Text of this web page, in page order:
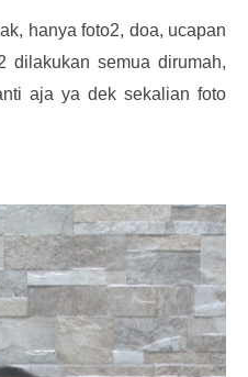
hanya foto2, doa, ucapan
dilakukan semua dirumah,
aja ya dek sekalian foto